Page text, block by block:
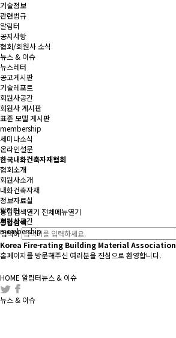
기술정보
관련법규
알림터
공지사항
협회/회원사 소식
뉴스 & 이슈
뉴스레터
공고게시판
기술레포트
회원사공간
회원사 게시판
표준 모델 게시판
membership
세미나소식
온라인설문
한국내화건축자재협회
협회소개
회원사소개
내화건축자재
정보자료실
알림터
회원사공간
membership
통합검색열기 전체메뉴열기
통합검색
검색어
Korea Fire-rating Building Material Association
홈페이지를 방문해주신 여러분을 진심으로 환영합니다.
HOME 알림터뉴스 & 이슈
뉴스 & 이슈